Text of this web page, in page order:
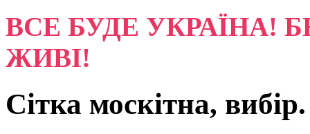
ВСЕ БУДЕ УКРАЇНА!
ЖИВІ!
Сітка москітна, вибір.